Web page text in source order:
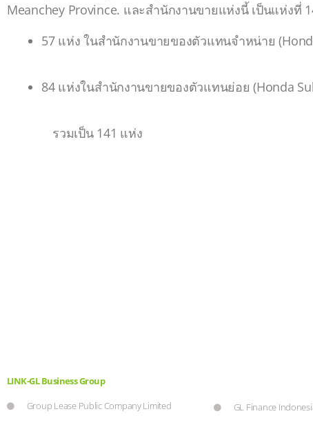
Meanchey Province. และสำนักงานขายแห่งนี้ เป็นแห่งที่
57 แห่ง ในสำนักงานขายของตัวแทนจำหน่าย
84 แห่งในสำนักงานขายของตัวแทนย่อย (Honda
รวมเป็น 141 แห่ง
LINK-GL Business Group
Group Lease Public Company Limited
GL Finance